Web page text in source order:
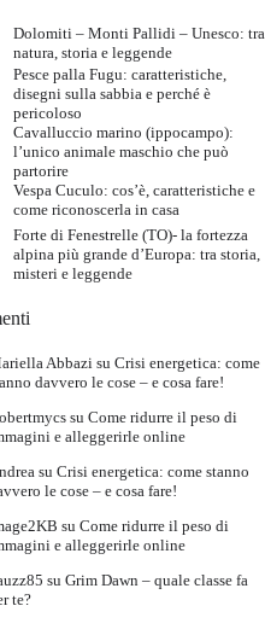
Dolomiti – Monti Pallidi – Unesco: tra
natura, storia e leggende
Pesce palla Fugu: caratteristiche,
disegni sulla sabbia e perché è
pericoloso
Cavalluccio marino (ippocampo):
l’unico animale maschio che può
partorire
Vespa Cuculo: cos’è, caratteristiche e
come riconoscerla in casa
Forte di Fenestrelle (TO)- la fortezza
alpina più grande d’Europa: tra storia,
misteri e leggende
Abbazi su Crisi energetica: come
davvero le cose – e cosa fare!
su Come ridurre il peso di
e alleggerirle online
su Crisi energetica: come stanno
le cose – e cosa fare!
su Come ridurre il peso di
e alleggerirle online
su Grim Dawn – quale classe fa
te?